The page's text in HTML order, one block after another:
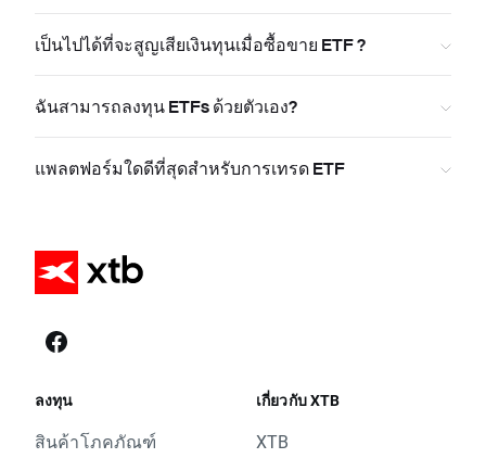
เป็นไปได้ที่จะสูญเสียเงินทุนเมื่อซื้อขาย ETF ?
ฉันสามารถลงทุน ETFs ด้วยตัวเอง?
แพลตฟอร์มใดดีที่สุดสำหรับการเทรด ETF
ลงทุน
สินค้าโภคภัณฑ์
เกี่ยวกับ XTB
XTB